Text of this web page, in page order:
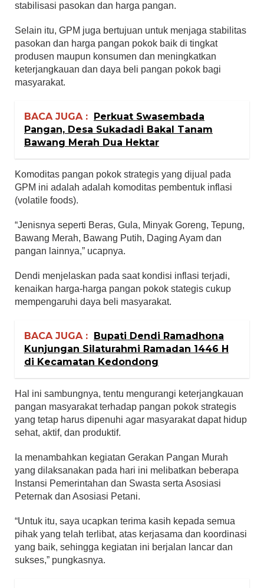
stabilisasi pasokan dan harga pangan.
Selain itu, GPM juga bertujuan untuk menjaga stabilitas
pasokan dan harga pangan pokok baik di tingkat
produsen maupun konsumen dan meningkatkan
keterjangkauan dan daya beli pangan pokok bagi
masyarakat.
BACA JUGA :
Perkuat Swasembada
Pangan, Desa Sukadadi Bakal Tanam
Bawang Merah Dua Hektar
Komoditas pangan pokok strategis yang dijual pada
GPM ini adalah adalah komoditas pembentuk inflasi
(volatile foods).
“Jenisnya seperti Beras, Gula, Minyak Goreng, Tepung,
Bawang Merah, Bawang Putih, Daging Ayam dan
pangan lainnya,” ucapnya.
Dendi menjelaskan pada saat kondisi inflasi terjadi,
kenaikan harga-harga pangan pokok stategis cukup
mempengaruhi daya beli masyarakat.
BACA JUGA :
Bupati Dendi Ramadhona
Kunjungan Silaturahmi Ramadan 1446 H
di Kecamatan Kedondong
Hal ini sambungnya, tentu mengurangi keterjangkauan
pangan masyarakat terhadap pangan pokok strategis
yang tetap harus dipenuhi agar masyarakat dapat hidup
sehat, aktif, dan produktif.
Ia menambahkan kegiatan Gerakan Pangan Murah
yang dilaksanakan pada hari ini melibatkan beberapa
Instansi Pemerintahan dan Swasta serta Asosiasi
Peternak dan Asosiasi Petani.
“Untuk itu, saya ucapkan terima kasih kepada semua
pihak yang telah terlibat, atas kerjasama dan koordinasi
yang baik, sehingga kegiatan ini berjalan lancar dan
sukses,” pungkasnya.